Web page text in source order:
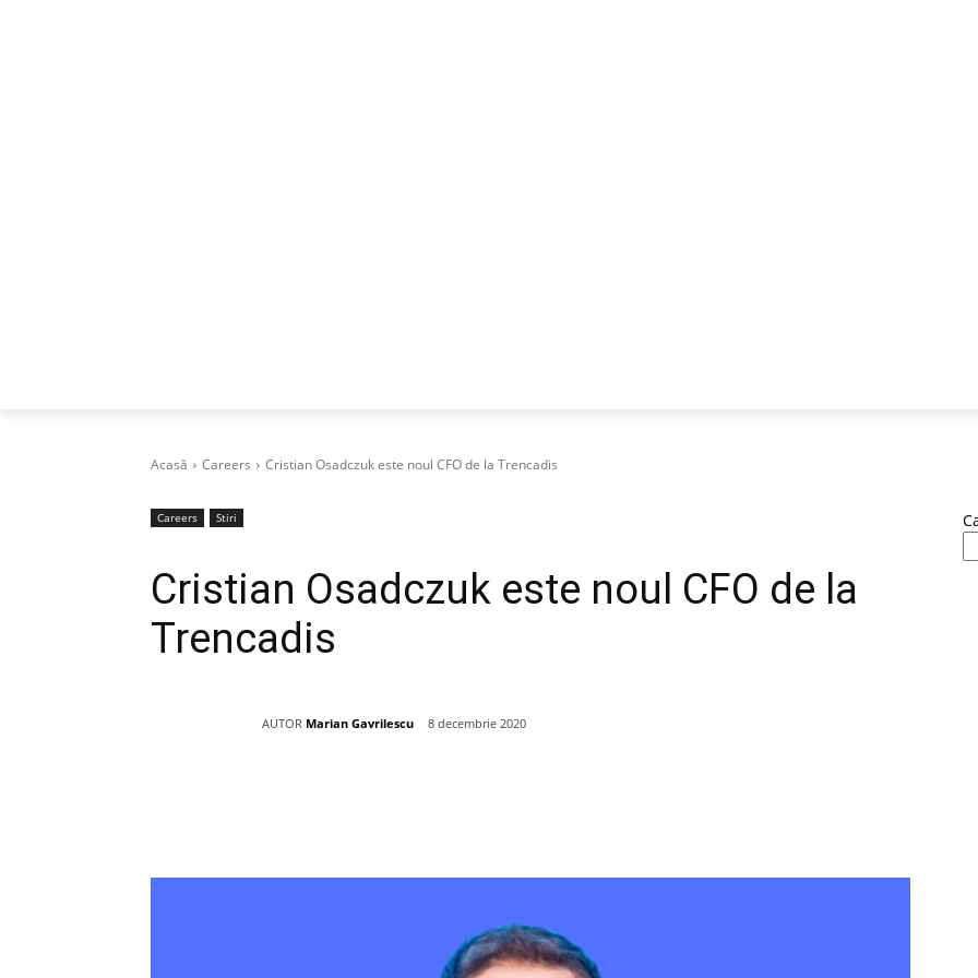
Acasă Careers Cristian Osadczuk este noul CFO de la Trencadis
Careers Stiri
Cristian Osadczuk este noul CFO de la
Trencadis
AUTOR Marian Gavrilescu 8 decembrie 2020